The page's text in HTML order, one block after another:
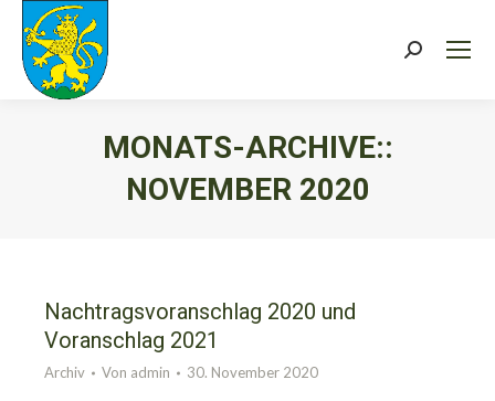
Search:
MONATS-ARCHIVE::
NOVEMBER 2020
Nachtragsvoranschlag 2020 und
Voranschlag 2021
Archiv Von admin 30. November 2020